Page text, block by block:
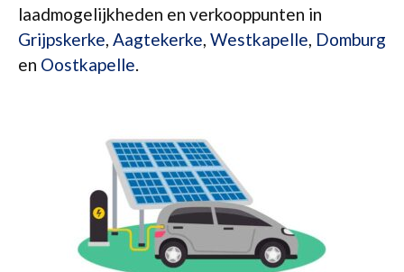
laadmogelijkheden en verkooppunten in
Grijpskerke, Aagtekerke, Westkapelle, Domburg
en Oostkapelle.